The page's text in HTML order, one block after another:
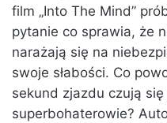
film „Into The Mind”
pytanie co sprawia, że
narażają się na
swoje słabości. Co
sekund zjazdu czują
superbohaterowie?